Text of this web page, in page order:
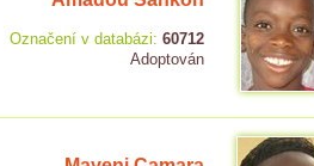
Označení v databázi: 60712
Adoptován